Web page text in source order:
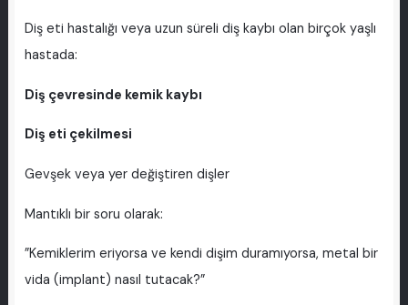
Diş eti hastalığı veya uzun süreli diş kaybı olan birçok yaşlı
hastada:
Diş çevresinde kemik kaybı
Diş eti çekilmesi
Gevşek veya yer değiştiren dişler
Mantıklı bir soru olarak:
”Kemiklerim eriyorsa ve kendi dişim duramıyorsa, metal bir
vida (implant) nasıl tutacak?”